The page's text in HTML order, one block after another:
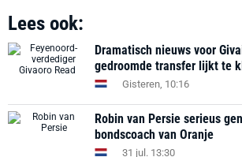
Lees ook:
Dramatisch nieuws voor
gedroomde transfer lijkt te
Gisteren, 10:16
Robin van Persie serieus
bondscoach van Oranje
31 jul. 13:30